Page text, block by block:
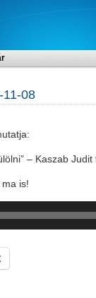
11-08
– Kaszab
is!